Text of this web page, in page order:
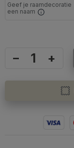
Geef je raamdecoratie
een naam
– +